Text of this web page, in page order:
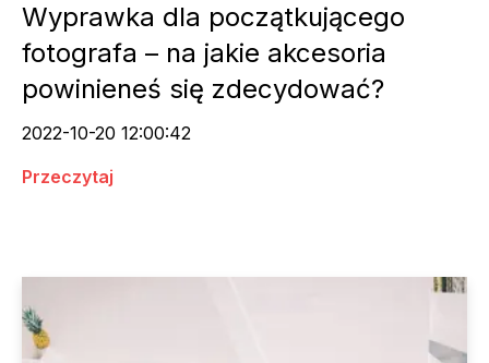
Wyprawka dla początkującego
fotografa – na jakie akcesoria
powinieneś się zdecydować?
2022-10-20 12:00:42
Przeczytaj